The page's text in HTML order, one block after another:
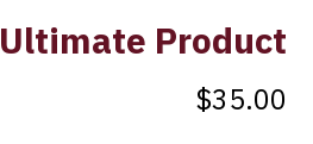
Ultimate Product
$35.00